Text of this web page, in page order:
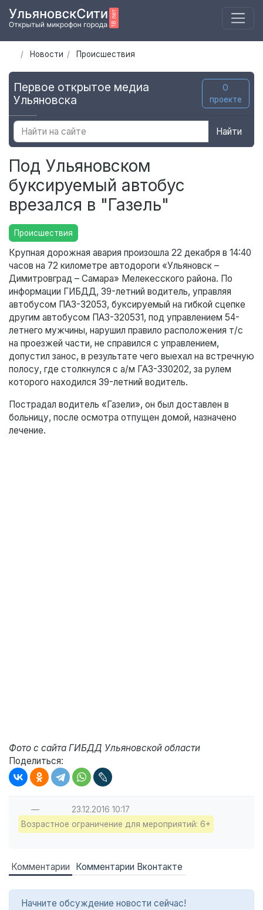
Новости Происшествия
Первое открытое медиа
Ульяновска
О
проекте
Найти
Под Ульяновском
буксируемый автобус
врезался в "Газель"
Происшествия
Крупная дорожная авария произошла 22 декабря в 14:40
часов на 72 километре автодороги «Ульяновск –
Димитровград – Самара» Мелекесского района. По
информации ГИБДД, 39-летний водитель, управляя
автобусом ПАЗ-32053, буксируемый на гибкой сцепке
другим автобусом ПАЗ-320531, под управлением 54-
летнего мужчины, нарушил правило расположения т/с
на проезжей части, не справился с управлением,
допустил занос, в результате чего выехал на встречную
полосу, где столкнулся с а/м ГАЗ-330202, за рулем
которого находился 39-летний водитель.
Пострадал водитель «Газели», он был доставлен в
больницу, после осмотра отпущен домой, назначено
лечение.
Фото с сайта ГИБДД Ульяновской области
Поделиться:
— 23.12.2016 10:17
Возрастное ограничение для мероприятий: 6+
Комментарии Комментарии Вконтакте
Начните обсуждение новости сейчас!